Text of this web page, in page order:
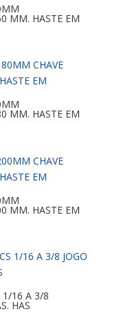
MM. HASTE EM
MM. HASTE EM
MM. HASTE EM
1/16 A 3/8
HAS